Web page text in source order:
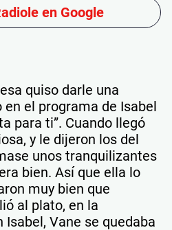
en Google
quiso darle una
en el programa de Isabel
para ti”. Cuando llegó
y le dijeron los del
unos tranquilizantes
bien. Así que ella lo
muy bien que
al plato, en la
Vane se quedaba